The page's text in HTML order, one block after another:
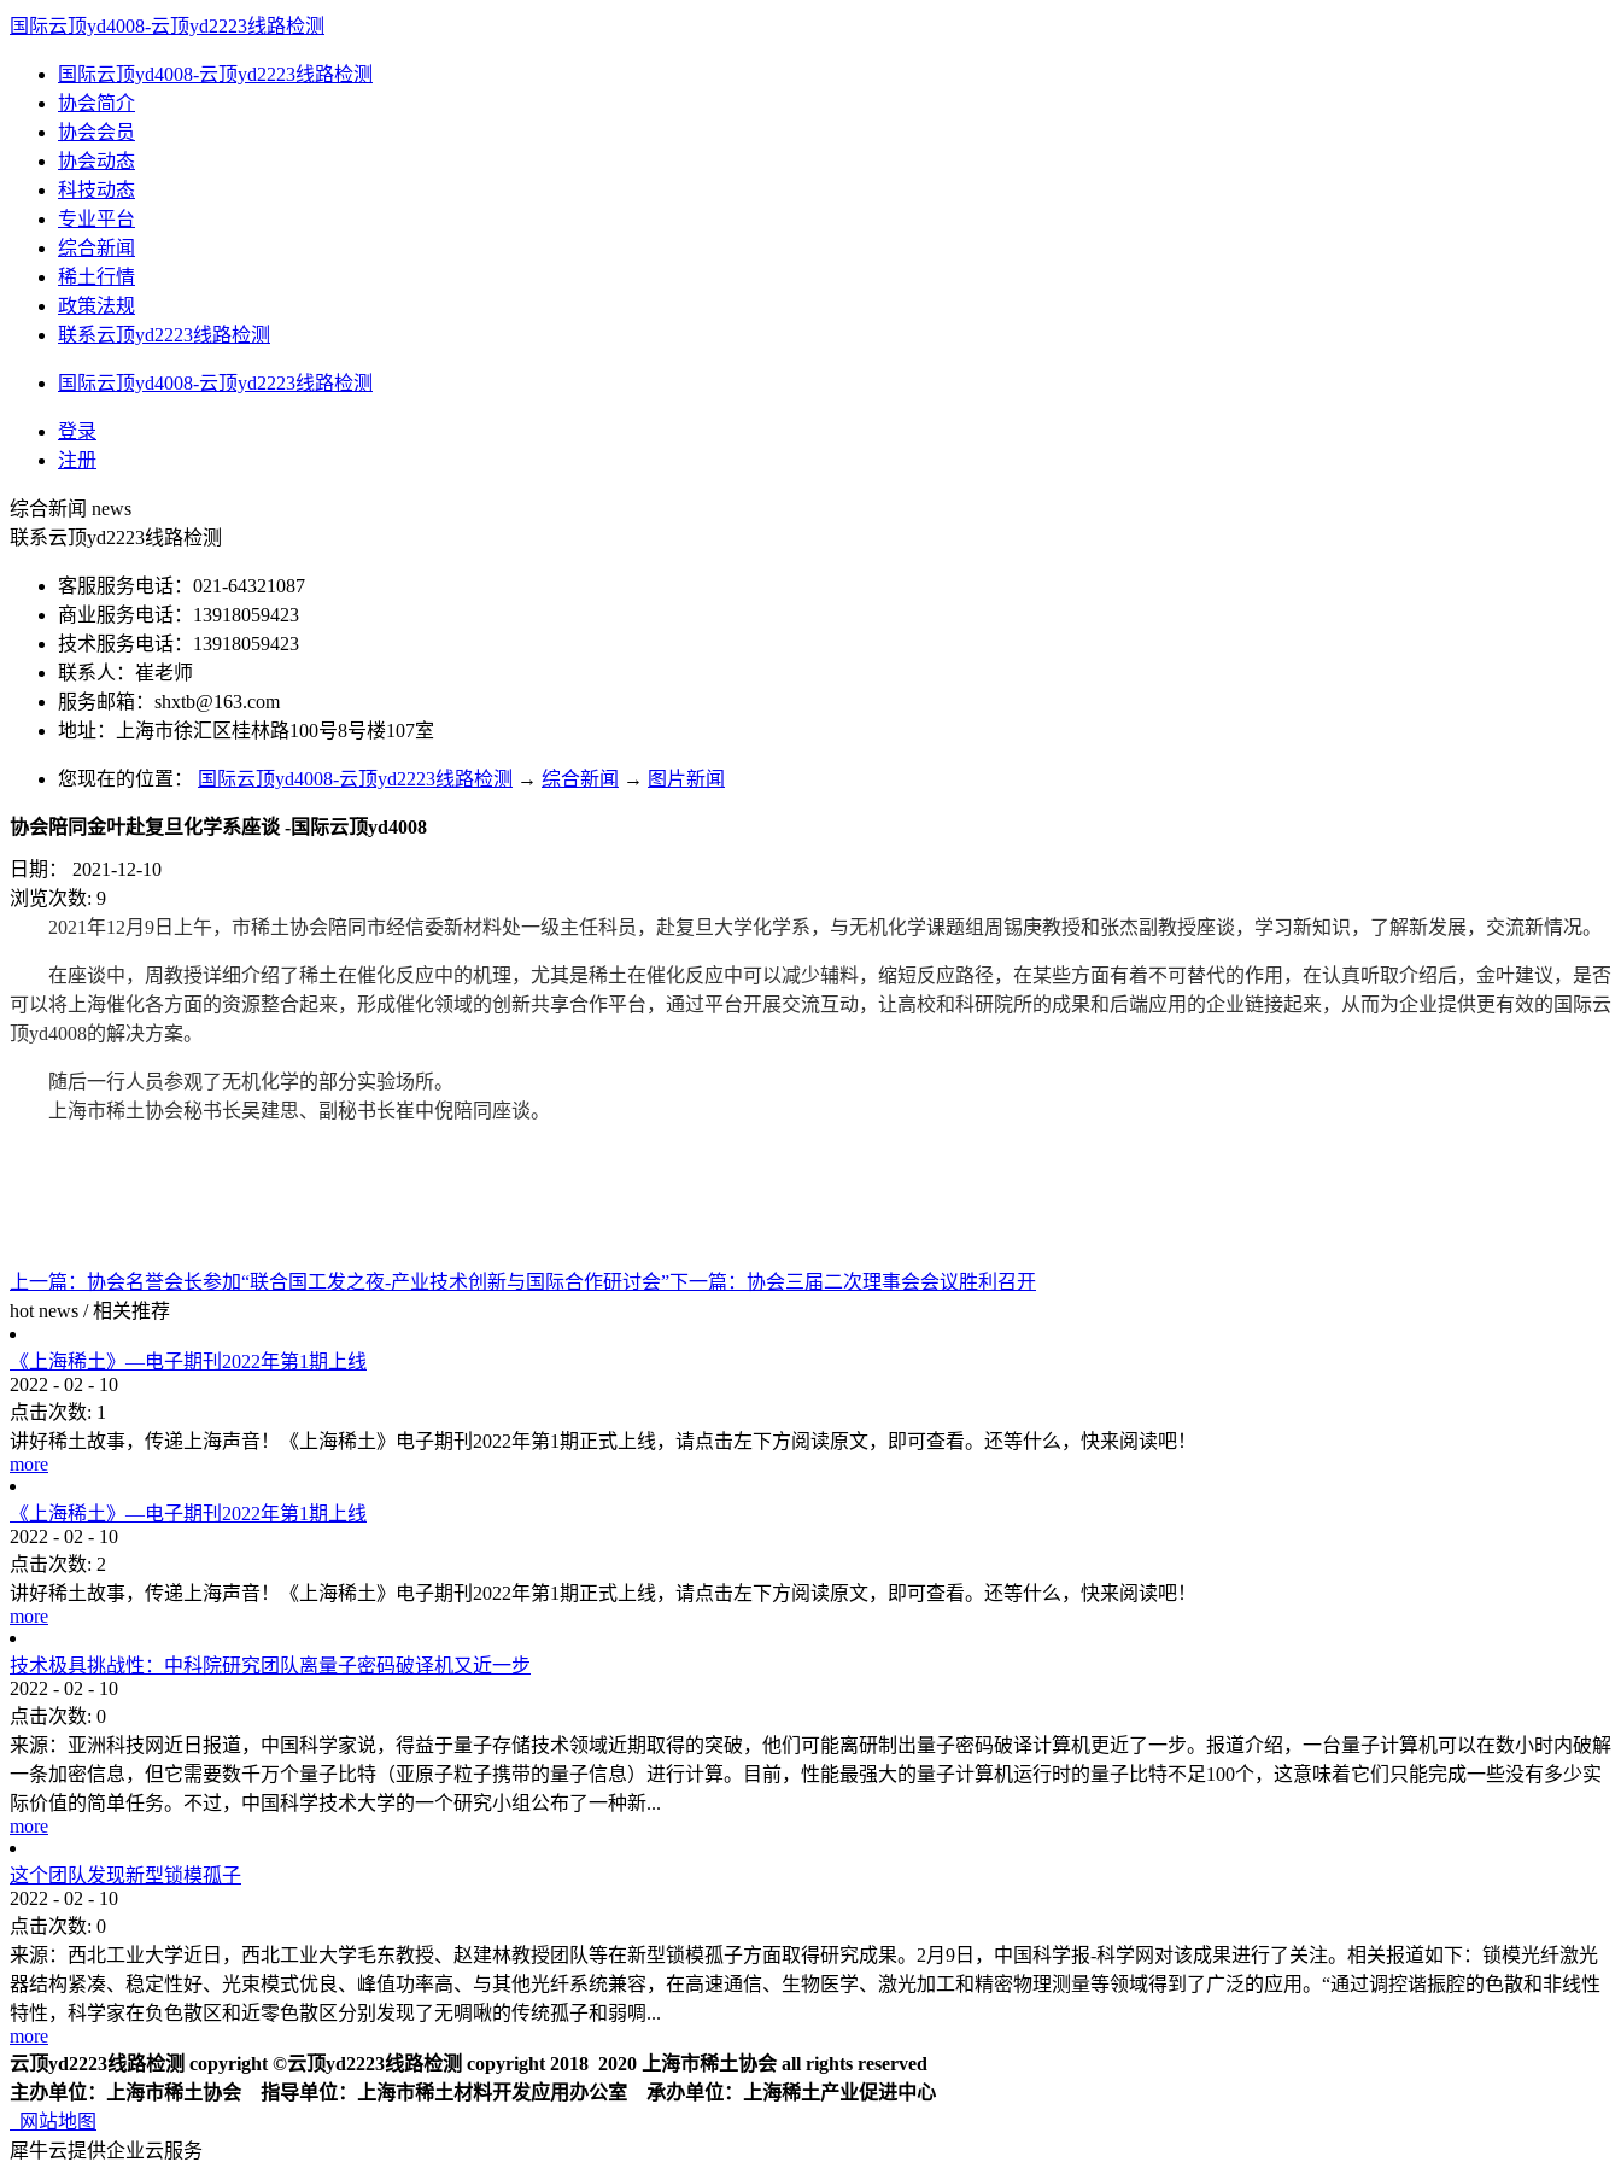
国际云顶yd4008-云顶yd2223线路检测
国际云顶yd4008-云顶yd2223线路检测
协会简介
协会会员
协会动态
科技动态
专业平台
综合新闻
稀土行情
政策法规
联系云顶yd2223线路检测
国际云顶yd4008-云顶yd2223线路检测
登录
注册
综合新闻 news
联系云顶yd2223线路检测
客服服务电话：021-64321087
商业服务电话：13918059423
技术服务电话：13918059423
联系人：崔老师
服务邮箱： shxtb@163.com
地址：上海市徐汇区桂林路100号8号楼107室
您现在的位置： 国际云顶yd4008-云顶yd2223线路检测 → 综合新闻 → 图片新闻
协会陪同金叶赴复旦化学系座谈 -国际云顶yd4008
日期：
2021-12-10
浏览次数: 9
2021年12月9日上午，市稀土协会陪同市经信委新材料处一级主任科员，赴复旦大学化学系，与无机化学课题组周锡庚教授和张杰副教授座谈，学习新知识，了解新发展，交流新情况。
在座谈中，周教授详细介绍了稀土在催化反应中的机理，尤其是稀土在催化反应中可以减少辅料，缩短反应路径，在某些方面有着不可替代的作用，在认真听取介绍后，金叶建议，是否
可以将上海催化各方面的资源整合起来，形成催化领域的创新共享合作平台，通过平台开展交流互动，让高校和科研院所的成果和后端应用的企业链接起来，从而为企业提供更有效的国际云
顶yd4008的解决方案。
随后一行人员参观了无机化学的部分实验场所。
上海市稀土协会秘书长吴建思、副秘书长崔中倪陪同座谈。
上一篇： 协会名誉会长参加“联合国工发之夜-产业技术创新与国际合作研讨会”下一篇： 协会三届二次理事会会议胜利召开
hot news / 相关推荐
《上海稀土》—电子期刊2022年第1期上线
2022 - 02 - 10
点击次数: 1
讲好稀土故事，传递上海声音！《上海稀土》电子期刊2022年第1期正式上线，请点击左下方阅读原文，即可查看。还等什么，快来阅读吧！
more
《上海稀土》—电子期刊2022年第1期上线
2022 - 02 - 10
点击次数: 2
讲好稀土故事，传递上海声音！《上海稀土》电子期刊2022年第1期正式上线，请点击左下方阅读原文，即可查看。还等什么，快来阅读吧！
more
技术极具挑战性：中科院研究团队离量子密码破译机又近一步
2022 - 02 - 10
点击次数: 0
来源：亚洲科技网近日报道，中国科学家说，得益于量子存储技术领域近期取得的突破，他们可能离研制出量子密码破译计算机更近了一步。报道介绍，一台量子计算机可以在数小时内破解
一条加密信息，但它需要数千万个量子比特（亚原子粒子携带的量子信息）进行计算。目前，性能最强大的量子计算机运行时的量子比特不足100个，这意味着它们只能完成一些没有多少实
际价值的简单任务。不过，中国科学技术大学的一个研究小组公布了一种新...
more
这个团队发现新型锁模孤子
2022 - 02 - 10
点击次数: 0
来源：西北工业大学近日，西北工业大学毛东教授、赵建林教授团队等在新型锁模孤子方面取得研究成果。2月9日，中国科学报-科学网对该成果进行了关注。相关报道如下：锁模光纤激光
器结构紧凑、稳定性好、光束模式优良、峰值功率高、与其他光纤系统兼容，在高速通信、生物医学、激光加工和精密物理测量等领域得到了广泛的应用。“通过调控谐振腔的色散和非线性
特性，科学家在负色散区和近零色散区分别发现了无啁啾的传统孤子和弱啁...
more
云顶yd2223线路检测 copyright ©云顶yd2223线路检测 copyright 2018 2020 上海市稀土协会 all rights reserved
主办单位：上海市稀土协会 指导单位：上海市稀土材料开发应用办公室 承办单位：上海稀土产业促进中心
网站地图
犀牛云提供企业云服务